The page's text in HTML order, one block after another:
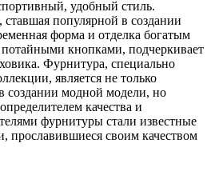
удобный стиль.
популярной в создании
форма и отделка богатым
кнопками, подчеркивает
Фурнитура, специально
является не только
создании модной модели, но
качества и
фурнитуры стали известные
прославившиеся своим качеством